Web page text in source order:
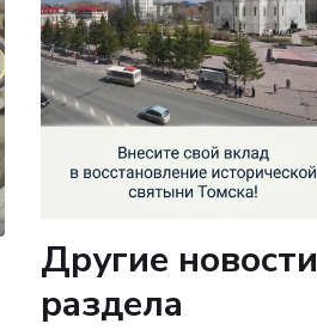
Другие новости
раздела